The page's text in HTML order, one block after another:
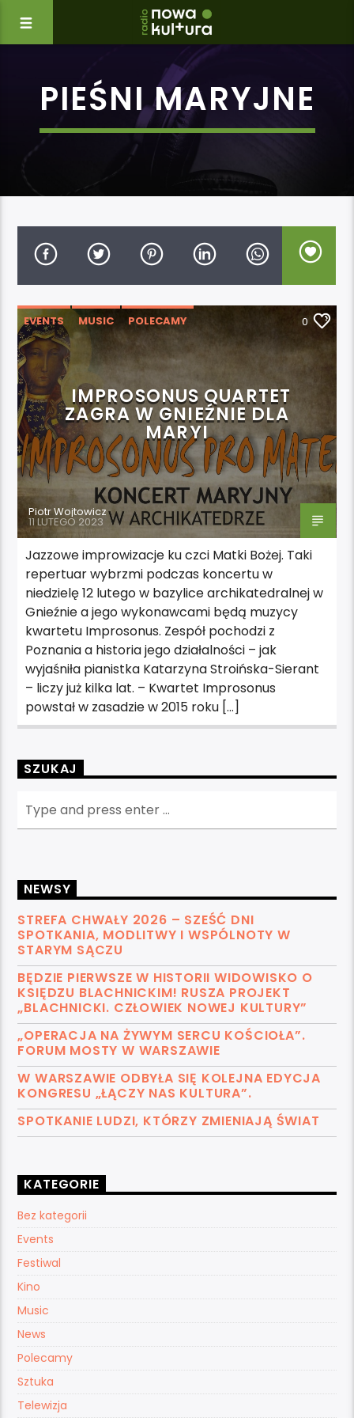
PIEŚNI MARYJNE
EVENTS MUSIC
POLECAMY
WYDARZENIA
0
IMPROSONUS QUARTET
ZAGRA W GNIEŹNIE DLA
MARYI
Piotr Wojtowicz
11 LUTEGO 2023
Jazzowe improwizacje ku czci Matki Bożej. Taki
repertuar wybrzmi podczas koncertu w
niedzielę 12 lutego w bazylice archikatedralnej w
Gnieźnie a jego wykonawcami będą muzycy
kwartetu Improsonus. Zespół pochodzi z
Poznania a historia jego działalności – jak
wyjaśniła pianistka Katarzyna Stroińska-Sierant
– liczy już kilka lat. – Kwartet Improsonus
powstał w zasadzie w 2015 roku […]
SZUKAJ
NEWSY
STREFA CHWAŁY 2026 – SZEŚĆ DNI
SPOTKANIA, MODLITWY I WSPÓLNOTY W
STARYM SĄCZU
BĘDZIE PIERWSZE W HISTORII WIDOWISKO O
KSIĘDZU BLACHNICKIM! RUSZA PROJEKT
„BLACHNICKI. CZŁOWIEK NOWEJ KULTURY”
„OPERACJA NA ŻYWYM SERCU KOŚCIOŁA”.
FORUM MOSTY W WARSZAWIE
W WARSZAWIE ODBYŁA SIĘ KOLEJNA EDYCJA
KONGRESU „ŁĄCZY NAS KULTURA”.
SPOTKANIE LUDZI, KTÓRZY ZMIENIAJĄ ŚWIAT
KATEGORIE
Bez kategorii
Events
Festiwal
Kino
Music
News
Polecamy
Sztuka
Telewizja